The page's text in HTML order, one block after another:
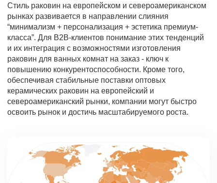
Стиль раковин на европейском и североамериканском
рынках развивается в направлении слияния
“минимализм + персонализация + эстетика премиум-
класса”. Для B2B-клиентов понимание этих тенденций
и их интеграция с возможностями изготовления
раковин для ванных комнат на заказ - ключ к
повышению конкурентоспособности. Кроме того,
обеспечивая стабильные поставки оптовых
керамических раковин на европейский и
североамериканский рынки, компании могут быстро
освоить рынок и достичь масштабируемого роста.